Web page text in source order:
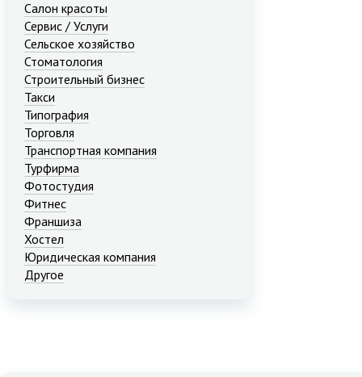
Салон красоты
Сервис / Услуги
Сельское хозяйство
Стоматология
Строительный бизнес
Такси
Типография
Торговля
Транспортная компания
Турфирма
Фотостудия
Фитнес
Франшиза
Хостел
Юридическая компания
Другое